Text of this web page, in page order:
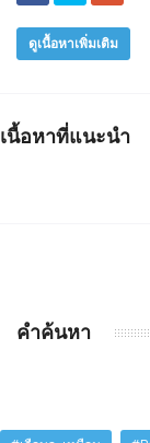
ดูเนื้อหาเพิ่มเติม
เนื้อหาที่แนะนำ
คำค้นหา